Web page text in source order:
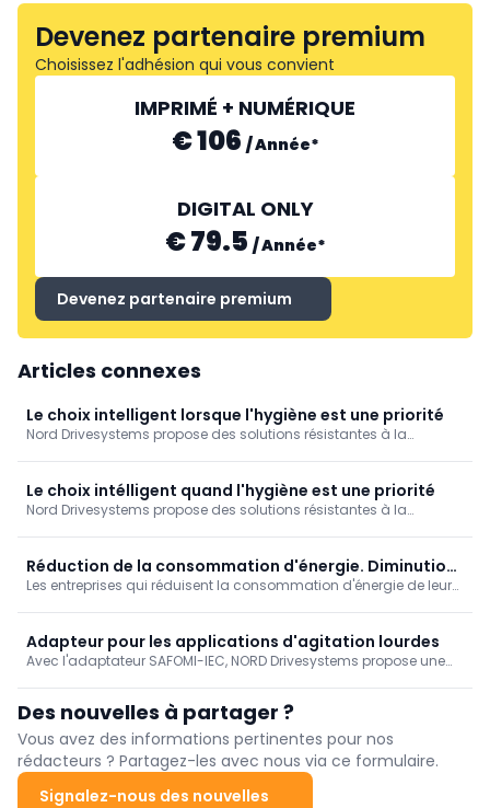
Devenez partenaire premium
Choisissez l'adhésion qui vous convient
IMPRIMÉ + NUMÉRIQUE
€ 106 /Année*
DIGITAL ONLY
€ 79.5 /Année*
Devenez partenaire premium
Articles connexes
Le choix intelligent lorsque l'hygiène est une priorité
Nord Drivesystems propose des solutions résistantes à la
Grâce à leur conception "washdown", ils sont faciles à entretenir
et la consommation d'énergie est réduite.
Le choix intélligent quand l'hygiène est une priorité
Nord Drivesystems propose des solutions résistantes à la
Grâce à leur conception lavable, ils sont faciles à entretenir et la
consommation d'énergie est réduite.
Réduction de la consommation d'énergie. Diminution
des coûts d'exploitation.
Les entreprises qui réduisent la consommation d'énergie de leurs
Drivesystems.
Adapteur pour les applications d'agitation lourdes
Avec l'adaptateur SAFOMI-IEC, NORD Drivesystems propose une
chimique, pharmaceutique et alimentaire.
Des nouvelles à partager ?
Vous avez des informations pertinentes pour nos
rédacteurs ? Partagez-les avec nous via ce formulaire.
Signalez-nous des nouvelles